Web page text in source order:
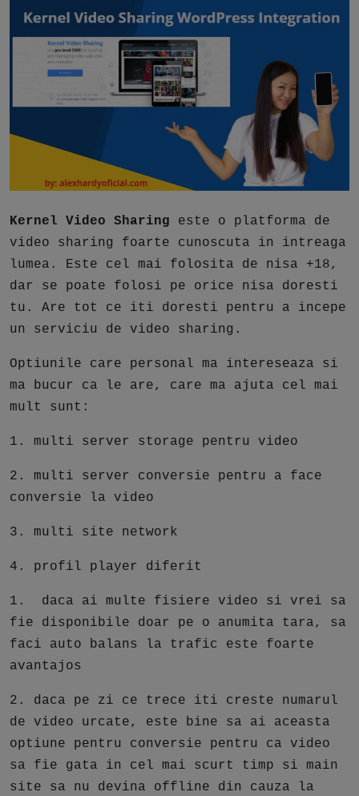
Ai Data Use Policy
Muzica
Free Script
Ai RoadMap
Podcast
Kernel Video Sharing este o platforma de
video sharing foarte cunoscuta in intreaga
lumea. Este cel mai folosita de nisa +18,
dar se poate folosi pe orice nisa doresti
tu. Are tot ce iti doresti pentru a incepe
un serviciu de video sharing.
Optiunile care personal ma intereseaza si
ma bucur ca le are, care ma ajuta cel mai
mult sunt:
1. multi server storage pentru video
2. multi server conversie pentru a face
conversie la video
3. multi site network
4. profil player diferit
1. daca ai multe fisiere video si vrei sa
fie disponibile doar pe o anumita tara, sa
faci auto balans la trafic este foarte
avantajos
2. daca pe zi ce trece iti creste numarul
de video urcate, este bine sa ai aceasta
optiune pentru conversie pentru ca video
sa fie gata in cel mai scurt timp si main
site sa nu devina offline din cauza la